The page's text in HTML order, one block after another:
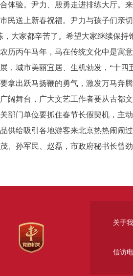
体验。尹力、殷勇走进排练大厅。
民送上新春祝福。尹力与孩子们亲
，大家都辛苦了。希望大家继续保
丙午马年，马在传统文化中是寓
，城市美丽宜居、生机勃发，“十
拿出跃马扬鞭的勇气，激发万马奔
阔舞台，广大文艺工作者要从古都
部门单位要抓住春节长假契机，主
供给吸引各地游客来北京热热闹闹
孙军民、赵磊，市政府秘书长曾
关于
信访